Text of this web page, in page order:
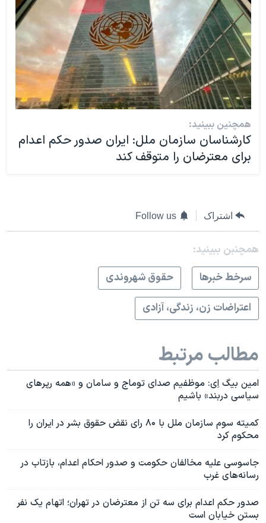
همچنین ببینید:
کارشناسان سازمان ملل: ایران صدور حکم اعدام
برای معترضان را متوقف کند
اشتراک Follow us
همچنبن ببینید:
سرخط خبرها
حقوق شهروندی
اعتراضات زن، زندگی، آزادی
مطالب مرتبط
امین بیگ اِی: موظفیم صدای توماج و سامان و «همه رپرهای
سیاسی دربند» باشیم
کمیته سوم سازمان ملل با ۸۰ رای نقض حقوق بشر در ایران را
محکوم کرد
جاسوسی علیه مخالفان حکومت و صدور احکام اعدام، بازتاب در
رسانه‌های غرب
صدور حکم اعدام برای سه تن از معترضان در تهران؛ اتهام یک نفر
بستن خیابان است